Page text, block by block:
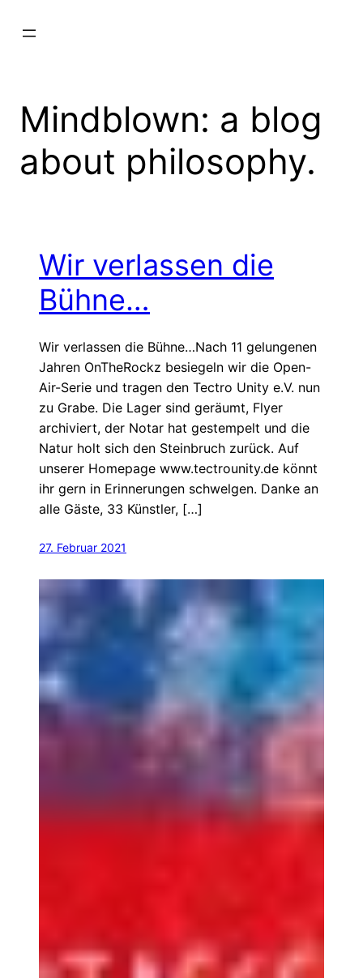
Inhalt
Mindblown: a blog
about philosophy.
Wir verlassen die
Bühne…
Wir verlassen die Bühne…Nach 11 gelungenen
Jahren OnTheRockz besiegeln wir die Open-
Air-Serie und tragen den Tectro Unity e.V. nun
zu Grabe. Die Lager sind geräumt, Flyer
archiviert, der Notar hat gestempelt und die
Natur holt sich den Steinbruch zurück. Auf
unserer Homepage www.tectrounity.de könnt
ihr gern in Erinnerungen schwelgen. Danke an
alle Gäste, 33 Künstler, […]
27. Februar 2021